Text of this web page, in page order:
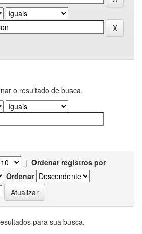
o resultado de busca.
| Ordenar registros por
Ordenar
para sua busca.